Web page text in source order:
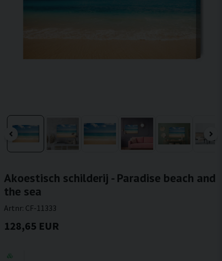
Akoestisch schilderij - Paradise beach and
the sea
Artnr: CF-11333
128,65 EUR